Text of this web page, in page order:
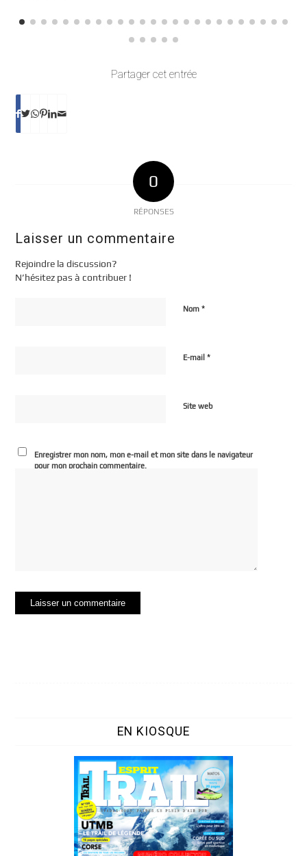
Partager cet entrée
0
RÉPONSES
Laisser un commentaire
Rejoindre la discussion?
N’hésitez pas à contribuer !
Nom*
E-mail*
Site web
Enregistrer mon nom, mon e-mail et mon site dans le navigateur
pour mon prochain commentaire.
EN KIOSQUE